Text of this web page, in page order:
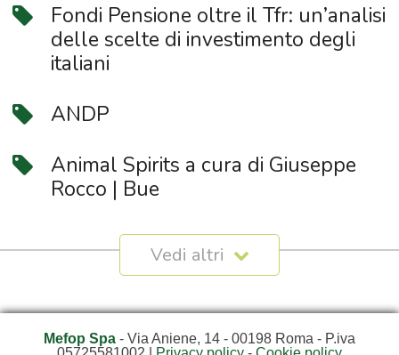
Fondi Pensione oltre il Tfr: un’analisi
delle scelte di investimento degli
italiani
ANDP
Animal Spirits a cura di Giuseppe
Rocco | Bue
Mefop Spa - Via Aniene, 14 - 00198 Roma - P.iva